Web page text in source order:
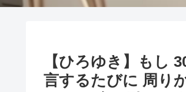
【ひろゆき】もし
言するたびに 周り